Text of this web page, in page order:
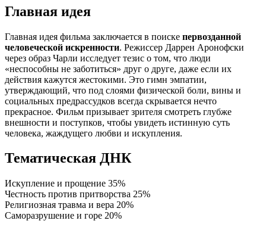
Главная идея
Главная идея фильма заключается в поиске первозданной
человеческой искренности. Режиссер Даррен Аронофски
через образ Чарли исследует тезис о том, что люди
«неспособны не заботиться» друг о друге, даже если их
действия кажутся жестокими. Это гимн эмпатии,
утверждающий, что под слоями физической боли, вины и
социальных предрассудков всегда скрывается нечто
прекрасное. Фильм призывает зрителя смотреть глубже
внешности и поступков, чтобы увидеть истинную суть
человека, жаждущего любви и искупления.
Тематическая ДНК
Искупление и прощение 35%
Честность против притворства 25%
Религиозная травма и вера 20%
Саморазрушение и горе 20%